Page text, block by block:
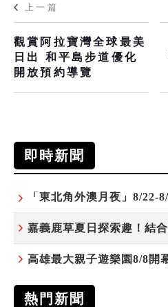
上一篇
觀賞阿拉寶灣全球最美
日出 和平島步道優化
開放預約導覽
即時新聞
熱門新聞